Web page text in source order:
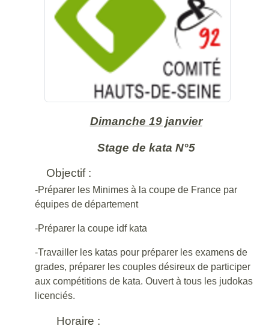
Dimanche 19 janvier
Stage de kata N°5
Objectif :
-Préparer les Minimes à la coupe de France par
équipes de département
-Préparer la coupe idf kata
-Travailler les katas pour préparer les examens de
grades, préparer les couples désireux de participer
aux compétitions de kata. Ouvert à tous les judokas
licenciés.
Horaire :